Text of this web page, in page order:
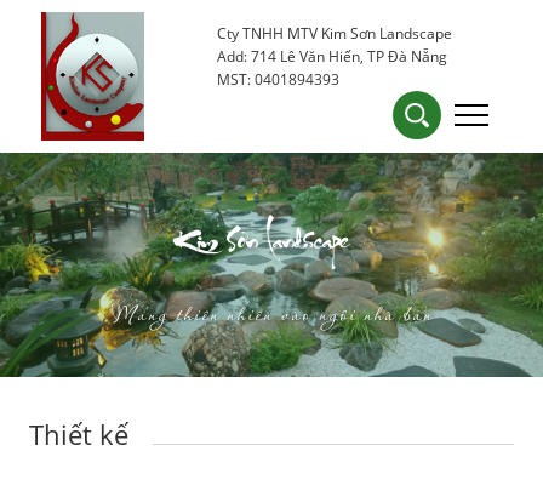
kimsondn84@gmail.com
0905 53 15 25Cty TNHH MTV Kim Sơn Landscape
Add: 714 Lê Văn Hiến, TP Đà Nẵng
MST: 0401894393
Kim Sơn Landscape
Mang thiên nhiên vào ngôi nhà bạn
Thiết kế